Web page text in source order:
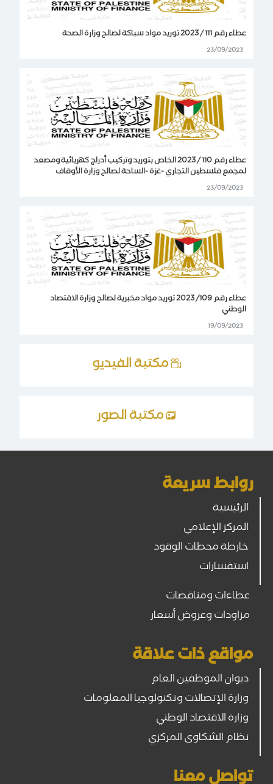
عطاء رقم 111 / 2023 توريد مواد سباكة لصالح وزارة الصحة
23/09/2023
عطاء رقم 110 / 2023 الخاص بتوريد وتركيب أدراج كهربائية ومصعد
لمجمع فلسطين التجاري -غزة -الساحة لصالح وزارة الأوقاف
23/09/2023
عطاء رقم 109/ 2023 توريد مواد مخبرية لصالح وزارة الاقتصاد
الوطني
19/09/2023
مكتبة الفيديو
مكتبة الصور
روابط سريعة
الرئيسية
المركز الإعلامي
خارطة محطات الوقود
استفسارات
عطاءات ومناقصات
مزاودات وعروض أسعار
مواقع ذات علاقة
ديوان الموظفين العام
وزارة الإتصالات وتكنولوجيا المعلومات
وزارة الاقتصاد الوطني
نظام الشكاوى المركزي